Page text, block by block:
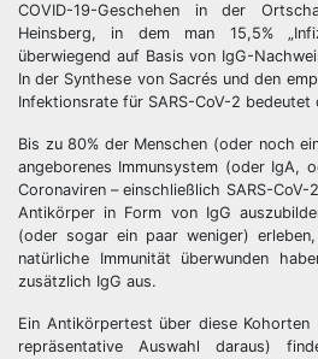
COVID-19-Geschehen in der
Heinsberg, in dem man 15,5%
überwiegend auf Basis von IgG-
In der Synthese von Sacrés und den
Infektionsrate für SARS-CoV-2 bedeutet
Bis zu 80% der Menschen (oder noch
angeborenes Immunsystem (oder IgA,
Coronaviren – einschließlich SARS-
Antikörper in Form von IgG
(oder sogar ein paar weniger)
natürliche Immunität überwunden
zusätzlich IgG aus.
Ein Antikörpertest über diese Kohorten
repräsentative Auswahl daraus)